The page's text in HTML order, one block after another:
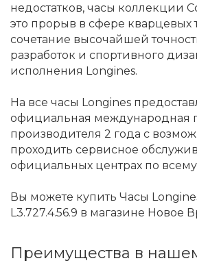
недостатков, часы коллекции
это прорыв в сфере кварцевых
сочетание высочайшей
разработок и спортивного
исполнения Longines.
На все часы Longines
официальная международная
производителя 2 года с
проходить сервисное
официальных центрах по
Вы можете купить Часы
L3.727.4.56.9 в магазине Новое
Преимущества в